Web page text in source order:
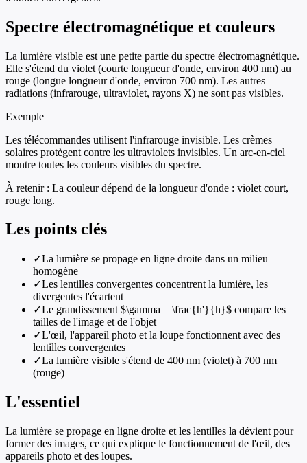
Spectre électromagnétique et couleurs
La lumière visible est une petite partie du spectre électromagnétique.
Elle s'étend du violet (courte longueur d'onde, environ 400 nm) au
rouge (longue longueur d'onde, environ 700 nm). Les autres
radiations (infrarouge, ultraviolet, rayons X) ne sont pas visibles.
Exemple
Les télécommandes utilisent l'infrarouge invisible. Les crèmes
solaires protègent contre les ultraviolets invisibles. Un arc-en-ciel
montre toutes les couleurs visibles du spectre.
À retenir : La couleur dépend de la longueur d'onde : violet court,
rouge long.
Les points clés
✓La lumière se propage en ligne droite dans un milieu
homogène
✓Les lentilles convergentes concentrent la lumière, les
divergentes l'écartent
✓Le grandissement $\gamma = \frac{h'}{h}$ compare les
tailles de l'image et de l'objet
✓L'œil, l'appareil photo et la loupe fonctionnent avec des
lentilles convergentes
✓La lumière visible s'étend de 400 nm (violet) à 700 nm
(rouge)
L'essentiel
La lumière se propage en ligne droite et les lentilles la dévient pour
former des images, ce qui explique le fonctionnement de l'œil, des
appareils photo et des loupes.